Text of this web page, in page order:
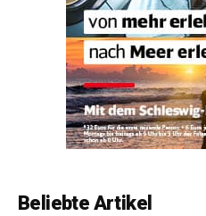
Beliebte Artikel